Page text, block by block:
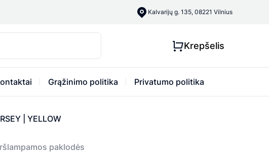
Kalvarijų g. 135, 08221 Vilnius
Krepšelis
Grąžinimo politika Privatumo politika
| YELLOW
paklodės